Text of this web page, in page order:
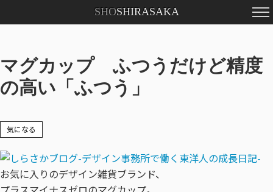
SHOSHIRASAKA
マグカップ ふつうだけど精度
の高い「ふつう」
気になる
お気に入りのデザイン雑貨ブランド、